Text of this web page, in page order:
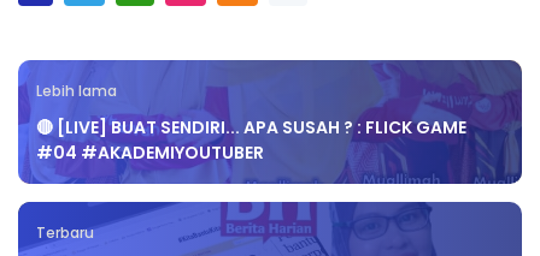
Lebih lama
🔴 [LIVE] BUAT SENDIRI... APA SUSAH ? : FLICK GAME
#04 #AKADEMIYOUTUBER
Terbaru